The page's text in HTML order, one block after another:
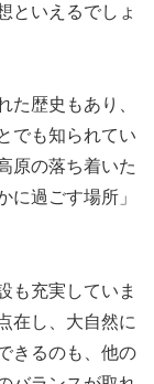
といえるでしょ
た歴史もあり、
でも知られてい
原の落ち着いた
に過ごす場所」
も充実していま
在し、大自然に
きるのも、他の